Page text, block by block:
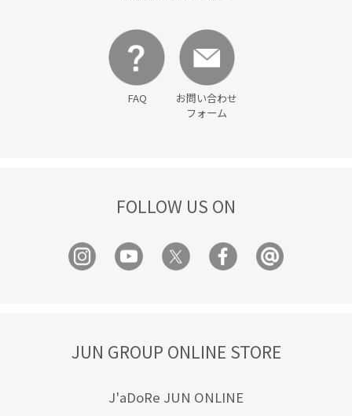
FAQ
お問い合わせ
フォーム
FOLLOW US ON
JUN GROUP ONLINE STORE
J'aDoRe JUN ONLINE